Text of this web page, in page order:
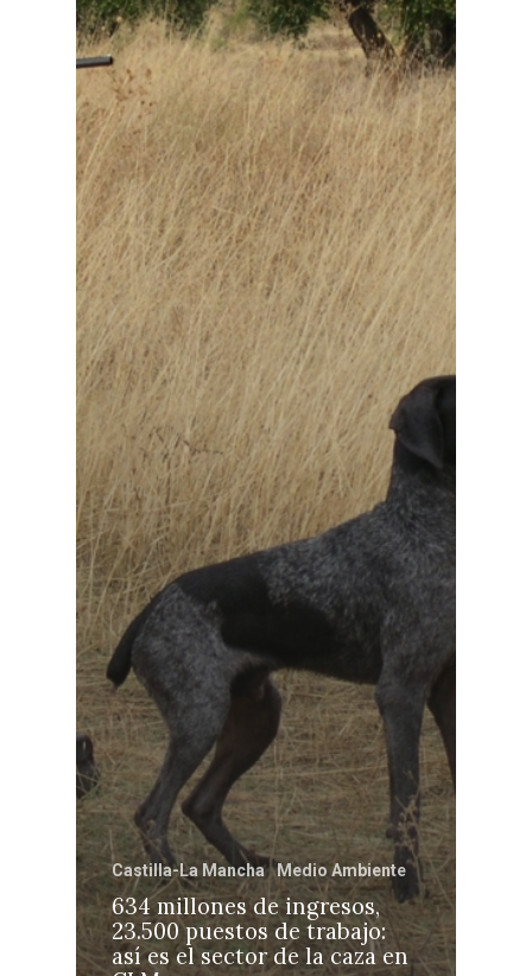
Castilla-La Mancha Medio Ambiente
634 millones de ingresos,
23.500 puestos de trabajo:
así es el sector de la caza en